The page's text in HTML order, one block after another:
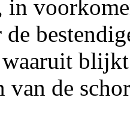
in
van de